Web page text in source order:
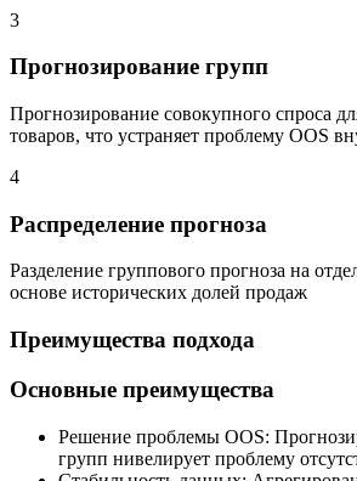
3
Прогнозирование групп
Прогнозирование совокупного спроса
товаров, что устраняет проблему OOS
4
Распределение прогноза
Разделение группового прогноза на
основе исторических долей продаж
Преимущества подхода
Основные преимущества
Решение проблемы OOS:
групп нивелирует проблему